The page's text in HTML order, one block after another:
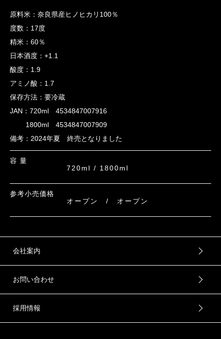
原料米：奈良県産ヒノヒカリ100％
度数：17度
精米：60％
日本酒度：+1.1
酸度：1.9
アミノ酸：1.7
保存方法：要冷蔵
JAN：720ml 4534847007916
1800ml 4534847007909
備考：2024年夏 終売となりました
容 量
720ml / 1800ml
参考小売価格
オープン / オープン
会社案内
お問い合わせ
採用情報